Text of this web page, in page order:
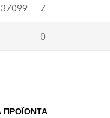
7
0
ΠΡΟΪΌΝΤΑ